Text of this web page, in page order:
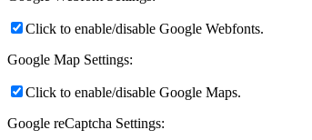
Click to enable/disable Google Webfonts.
Google Map Settings:
Click to enable/disable Google Maps.
Google reCaptcha Settings: